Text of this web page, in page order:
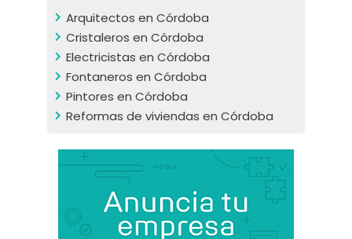
Arquitectos en Córdoba
Cristaleros en Córdoba
Electricistas en Córdoba
Fontaneros en Córdoba
Pintores en Córdoba
Reformas de viviendas en Córdoba